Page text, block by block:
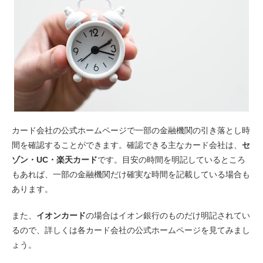
カード会社の公式ホームページで一部の金融機関の引き落とし時
間を確認することができます。確認できる主なカード会社は、 セ
ゾン・UC・楽天カードです。目安の時間を明記しているところ
もあれば、一部の金融機関だけ確実な時間を記載している場合も
あります。
また、 イオンカードの場合はイオン銀行のものだけ明記されてい
るので、詳しくは各カード会社の公式ホームページを見てみまし
ょう。